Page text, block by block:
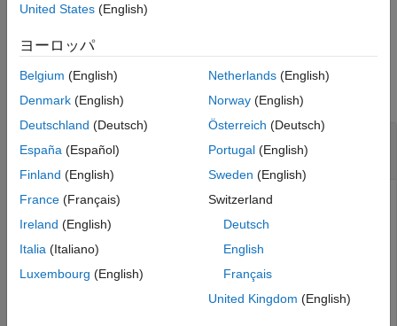
拡張機能
バージョン履歴
参考例
すべて折りたたむ
CFA イメージから個々のセンサー成分イメージ
への分割
カラー フィルター配列 (CFA) イメージをワークスペースに
読み取ります。
関数は、4012 行 6034 列のイメージ
United States (English)
ヨーロッパ
Belgium (English)
Denmark (English)
Deutschland (Deutsch)
España (Español)
Finland (English)
France (Français)
Ireland (English)
Italia (Italiano)
Luxembourg (English)
Netherlands(English)
Norway(English)
Österreich (Deutsch)
Portugal(English)
Sweden (English)
Switzerland
Deutsch
English
Français
United Kingdom (English)